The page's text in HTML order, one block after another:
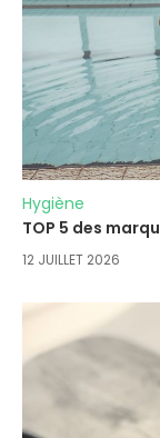
Hygiène
TOP 5 des
12 JUILLET 2026